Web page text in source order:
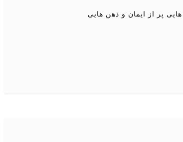
هایی پر از ایمان و ذهن هایی